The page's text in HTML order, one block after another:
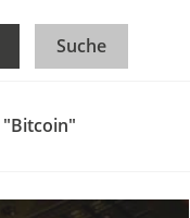
Suche
"Bitcoin"